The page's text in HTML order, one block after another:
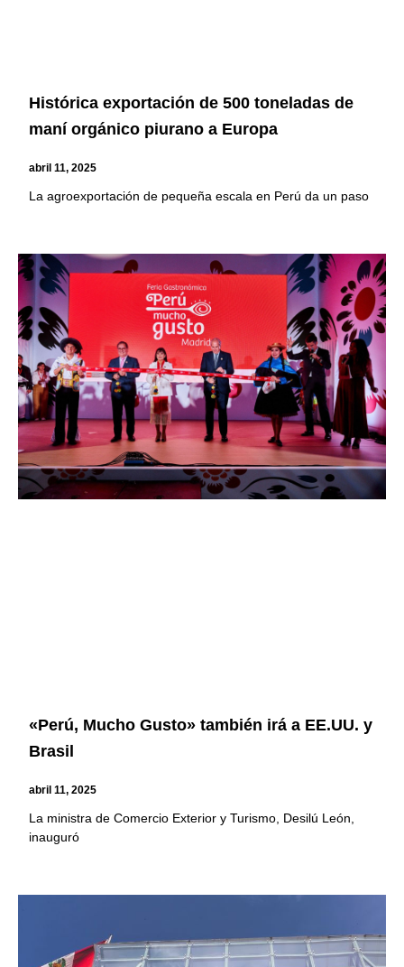
Histórica exportación de 500 toneladas de
maní orgánico piurano a Europa
abril 11, 2025
La agroexportación de pequeña escala en Perú da un paso
«Perú, Mucho Gusto» también irá a EE.UU. y
Brasil
abril 11, 2025
La ministra de Comercio Exterior y Turismo, Desilú León,
inauguró